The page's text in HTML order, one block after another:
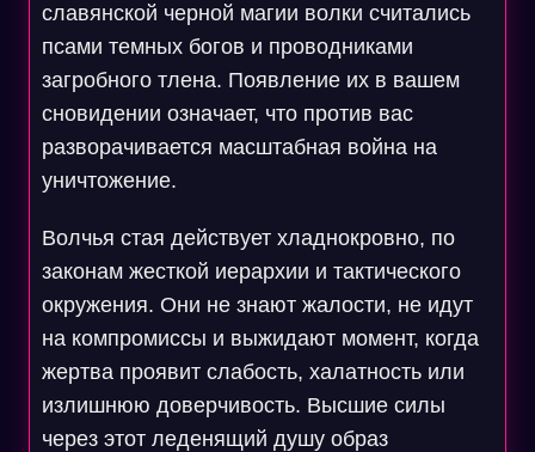
славянской черной магии волки считались
псами темных богов и проводниками
загробного тлена. Появление их в вашем
сновидении означает, что против вас
разворачивается масштабная война на
уничтожение.
Волчья стая действует хладнокровно, по
законам жесткой иерархии и тактического
окружения. Они не знают жалости, не идут
на компромиссы и выжидают момент, когда
жертва проявит слабость, халатность или
излишнюю доверчивость. Высшие силы
через этот леденящий душу образ